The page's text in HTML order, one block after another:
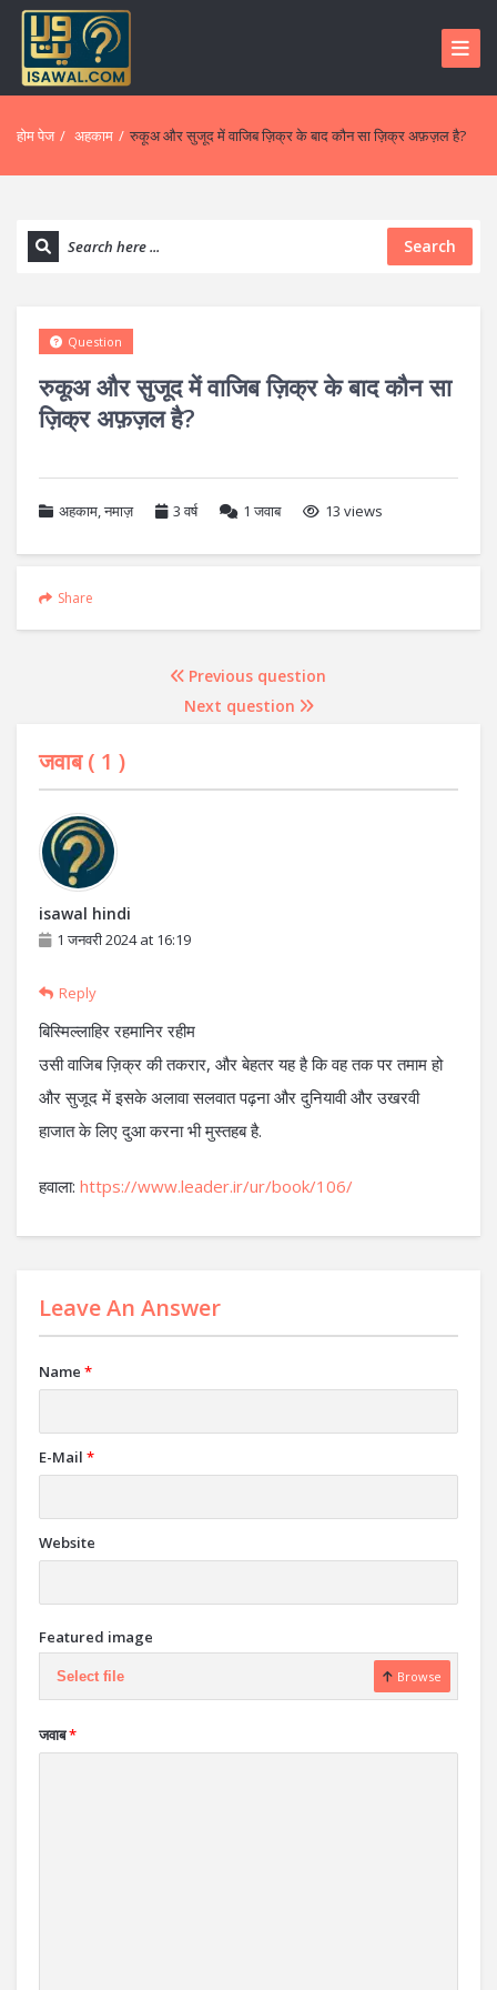
होम पेज / अहकाम / रुकूअ और सुजूद में वाजिब ज़िक्र के बाद कौन सा ज़िक्र अफ़ज़ल है?
Search
रुकूअ और सुजूद में वाजिब ज़िक्र के बाद कौन सा
ज़िक्र अफ़ज़ल है?
Question
अहकाम,नमाज़ 3 वर्ष 1 जवाब 13 views
Share
Previous question
Next question
जवाब ( 1 )
isawal hindi
1 जनवरी 2024 at 16:19
Reply
बिस्मिल्लाहिर रहमानिर रहीम
उसी वाजिब ज़िक्र की तकरार, और बेहतर यह है कि वह तक पर तमाम हो
और सुजूद में इसके अलावा सलवात पढ़ना और दुनियावी और उखरवी
हाजात के लिए दुआ करना भी मुस्तहब है.
हवाला: https://www.leader.ir/ur/book/106/
Leave An Answer
Name *
E-Mail *
Website
Featured image
Select file Browse
जवाब*